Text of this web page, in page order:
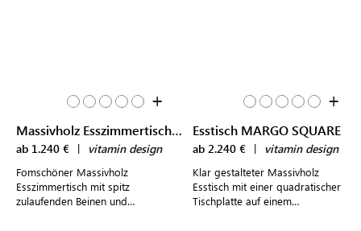
+
Massivholz Esszimmertisch UNA
ab 1.240 € | vitamin design
Fomschöner Massivholz
Esszimmertisch mit spitz
zulaufenden Beinen und
+
Esstisch MARGO SQUARE
ab 2.240 € | vitamin design
Klar gestalteter Massivholz
Esstisch mit einer quadratischer
Tischplatte auf einem